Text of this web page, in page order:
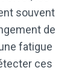
souvent
de
fatigue
ces